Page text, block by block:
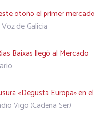
otoño el primer mercado
Voz de Galicia
Baixas llegó al Mercado
«Degusta Europa» en el
Vigo (Cadena Ser)